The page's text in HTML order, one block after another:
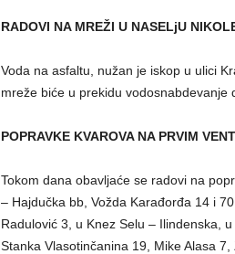
RADOVI NA MREŽI U NASELjU
Voda na asfaltu, nužan je iskop u ulici
mreže biće u prekidu vodosnabdevanje
POPRAVKE KVAROVA NA PRVIM
Tokom dana obavljaće se radovi na
– Hajdučka bb, Vožda Karađorđa 14 i
Radulović 3, u Knez Selu – Ilindenska,
Stanka Vlasotinčanina 19, Mike Alasa